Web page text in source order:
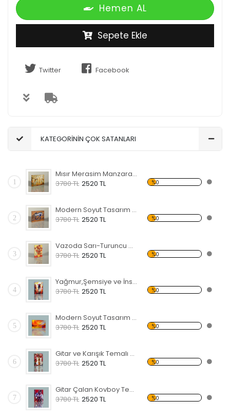
Hemen AL
Sepete Ekle
Twitter Facebook
KATEGORİNİN ÇOK SATANLARI
1
Mısır Merasim Manzaralı Kanvas Tablo
3780 TL 2520 TL %0
2
Modern Soyut Tasarım 37 Kanvas Tablo
3780 TL 2520 TL %0
3
Vazoda Sarı-Turuncu Çiçekler Kanvas Tablo
3780 TL 2520 TL %0
4
Yağmur,Şemsiye ve İnsanlar Kanvas Tablo
3780 TL 2520 TL %0
5
Modern Soyut Tasarım 36 Kanvas Tablo
3780 TL 2520 TL %0
6
Gitar ve Karışık Temalı Kanvas Tablo
3780 TL 2520 TL %0
7
Gitar Çalan Kovboy Temalı Kanvas Tablo
3780 TL 2520 TL %0